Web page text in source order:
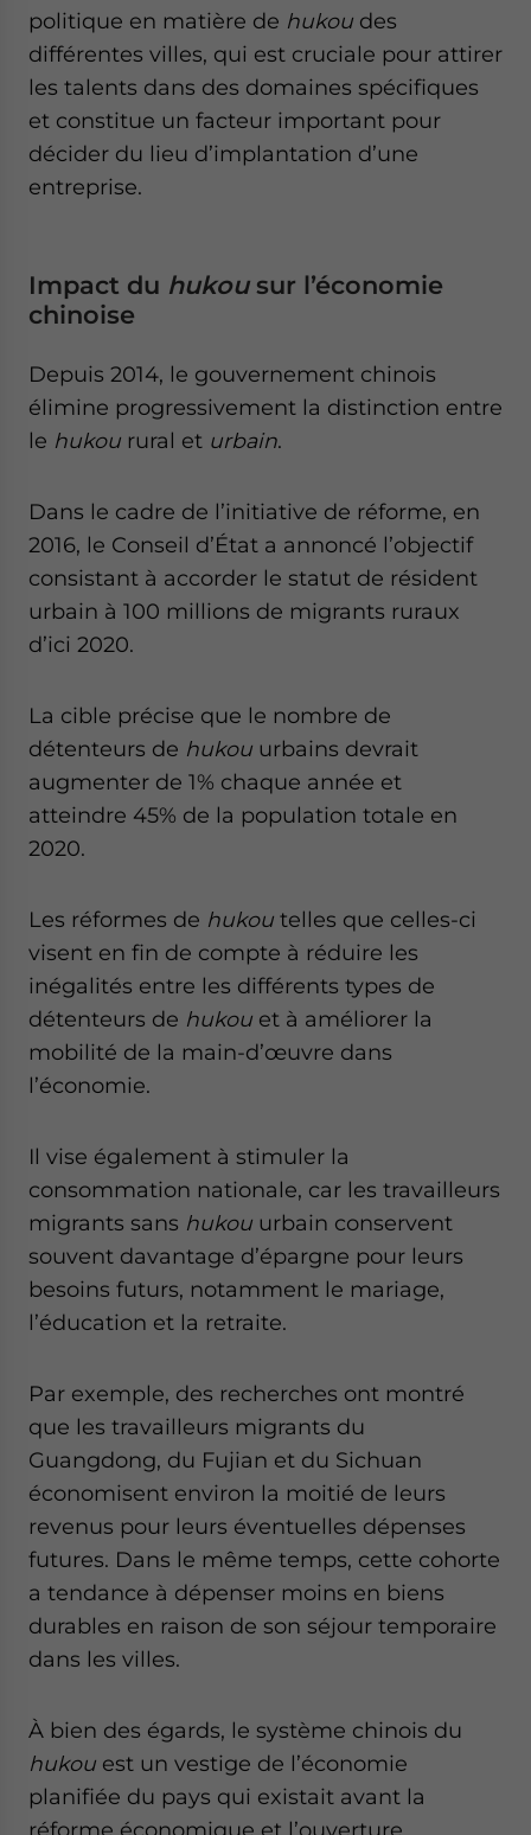
politique en matière de hukou des
différentes villes, qui est cruciale pour attirer
les talents dans des domaines spécifiques
et constitue un facteur important pour
décider du lieu d’implantation d’une
entreprise.
Impact du hukousur l’économie
chinoise
Depuis 2014, le gouvernement chinois
élimine progressivement la distinction entre
le hukou rural et urbain.
Dans le cadre de l’initiative de réforme, en
2016, le Conseil d’État a annoncé l’objectif
consistant à accorder le statut de résident
urbain à 100 millions de migrants ruraux
d’ici 2020.
La cible précise que le nombre de
détenteurs de hukou urbains devrait
augmenter de 1% chaque année et
atteindre 45% de la population totale en
2020.
Les réformes de hukou telles que celles-ci
visent en fin de compte à réduire les
inégalités entre les différents types de
détenteurs de hukou et à améliorer la
mobilité de la main-d’œuvre dans
l’économie.
Il vise également à stimuler la
consommation nationale, car les travailleurs
migrants sans hukou urbain conservent
souvent davantage d’épargne pour leurs
besoins futurs, notamment le mariage,
l’éducation et la retraite.
Par exemple, des recherches ont montré
que les travailleurs migrants du
Guangdong, du Fujian et du Sichuan
économisent environ la moitié de leurs
revenus pour leurs éventuelles dépenses
futures. Dans le même temps, cette cohorte
a tendance à dépenser moins en biens
durables en raison de son séjour temporaire
dans les villes.
À bien des égards, le système chinois du
hukou est un vestige de l’économie
planifiée du pays qui existait avant la
réforme économique et l’ouverture